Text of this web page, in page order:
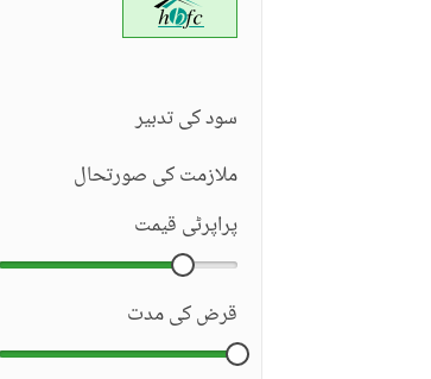
مزید خصوصیات
سود کی تدبیر
ملازمت کی صورتحال
پراپرٹی قیمت
قرض کی مدت